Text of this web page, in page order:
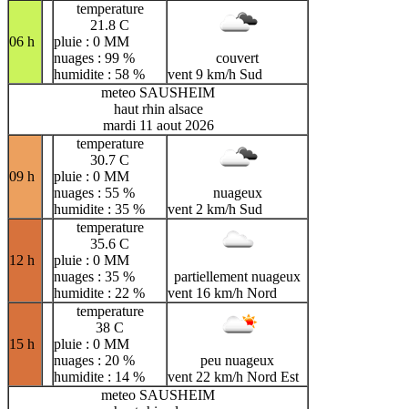
06 h
temperature
21.8 C
pluie : 0 MM
nuages : 99 %
humidite : 58 %
couvert
vent 9 km/h Sud
meteo SAUSHEIM
haut rhin alsace
mardi 11 aout 2026
09 h
temperature
30.7 C
pluie : 0 MM
nuages : 55 %
humidite : 35 %
nuageux
vent 2 km/h Sud
12 h
temperature
35.6 C
pluie : 0 MM
nuages : 35 %
humidite : 22 %
partiellement nuageux
vent 16 km/h Nord
15 h
temperature
38 C
pluie : 0 MM
nuages : 20 %
humidite : 14 %
peu nuageux
vent 22 km/h Nord Est
meteo SAUSHEIM